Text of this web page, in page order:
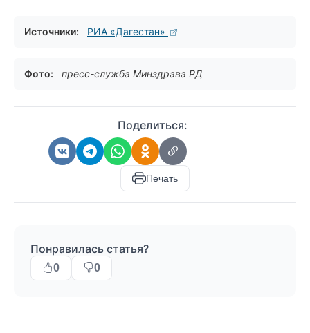
Источники: РИА «Дагестан»
Фото: пресс-служба Минздрава РД
Поделиться:
Печать
Понравилась статья?
0 0